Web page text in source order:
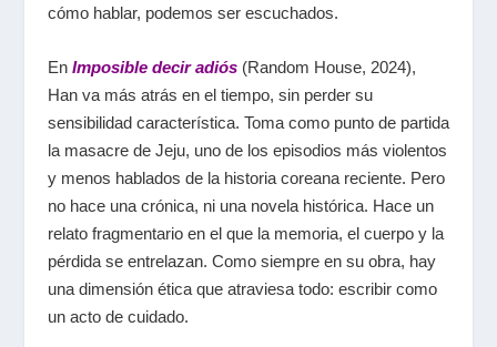
cómo hablar, podemos ser escuchados.
En Imposible decir adiós (Random House, 2024),
Han va más atrás en el tiempo, sin perder su
sensibilidad característica. Toma como punto de partida
la masacre de Jeju, uno de los episodios más violentos
y menos hablados de la historia coreana reciente. Pero
no hace una crónica, ni una novela histórica. Hace un
relato fragmentario en el que la memoria, el cuerpo y la
pérdida se entrelazan. Como siempre en su obra, hay
una dimensión ética que atraviesa todo: escribir como
un acto de cuidado.